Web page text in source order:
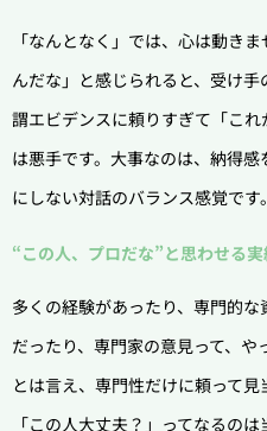
「なんとなく」では、心は動き
んだな」と感じられると、受け
謂エビデンスに頼りすぎて「こ
は悪手です。大事なのは、納得
にしない対話のバランス感覚です。
“この人、プロだな”と思わせる
多くの経験があったり、専門的
だったり、専門家の意見って、や
とは言え、専門性だけに頼って見
「この人大丈夫？」ってなるのは